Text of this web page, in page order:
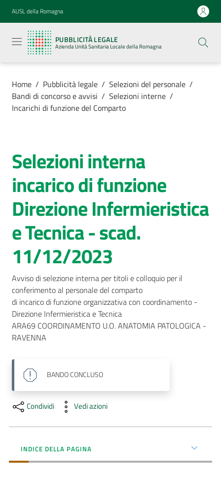
Vai al contenuto
Vai alla navigazione
Vai al footer
AUSL della Romagna
PUBBLICITÀ LEGALE
Azienda Unità Sanitaria Locale della Romagna
legale
Azienda
Unità
Locale della
Servizi
Luoghi di
cura
AUSL
Comunica
Home / Pubblicità legale / Selezioni del personale /
Bandi di concorso e avvisi / Selezioni interne /
Incarichi di funzione del Comparto
Salta al contenuto
Selezioni interna
incarico di funzione
Direzione Infermieristica
e Tecnica - scad.
11/12/2023
Avviso di selezione interna per titoli e colloquio per il
conferimento al personale del comparto
di incarico di funzione organizzativa con coordinamento -
Direzione Infermieristica e Tecnica
ARA69 COORDINAMENTO U.O. ANATOMIA PATOLOGICA -
RAVENNA
BANDOCONCLUSO
Condividi Vedi azioni
INDICE DELLA PAGINA